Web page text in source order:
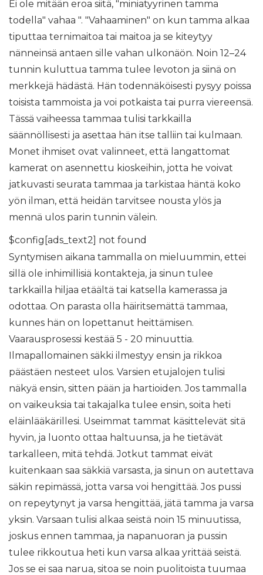
Ei ole mitään eroa siitä, "miniatyyrinen tamma
todella" vahaa ". "Vahaaminen" on kun tamma alkaa
tiputtaa ternimaitoa tai maitoa ja se kiteytyy
nänneinsä antaen sille vahan ulkonäön. Noin 12–24
tunnin kuluttua tamma tulee levoton ja siinä on
merkkejä hädästä. Hän todennäköisesti pysyy poissa
toisista tammoista ja voi potkaista tai purra viereensä.
Tässä vaiheessa tammaa tulisi tarkkailla
säännöllisesti ja asettaa hän itse talliin tai kulmaan.
Monet ihmiset ovat valinneet, että langattomat
kamerat on asennettu kioskeihin, jotta he voivat
jatkuvasti seurata tammaa ja tarkistaa häntä koko
yön ilman, että heidän tarvitsee nousta ylös ja
mennä ulos parin tunnin välein.
$config[ads_text2] not found
Syntymisen aikana tammalla on mieluummin, ettei
sillä ole inhimillisiä kontakteja, ja sinun tulee
tarkkailla hiljaa etäältä tai katsella kamerassa ja
odottaa. On parasta olla häiritsemättä tammaa,
kunnes hän on lopettanut heittämisen.
Vaarausprosessi kestää 5 - 20 minuuttia.
Ilmapallomainen säkki ilmestyy ensin ja rikkoa
päästäen nesteet ulos. Varsien etujalojen tulisi
näkyä ensin, sitten pään ja hartioiden. Jos tammalla
on vaikeuksia tai takajalka tulee ensin, soita heti
eläinlääkärillesi. Useimmat tammat käsittelevät sitä
hyvin, ja luonto ottaa haltuunsa, ja he tietävät
tarkalleen, mitä tehdä. Jotkut tammat eivät
kuitenkaan saa säkkiä varsasta, ja sinun on autettava
säkin repimässä, jotta varsa voi hengittää. Jos pussi
on repeytynyt ja varsa hengittää, jätä tamma ja varsa
yksin. Varsaan tulisi alkaa seistä noin 15 minuutissa,
joskus ennen tammaa, ja napanuoran ja pussin
tulee rikkoutua heti kun varsa alkaa yrittää seistä.
Jos se ei saa narua, sitoa se noin puolitoista tuumaa